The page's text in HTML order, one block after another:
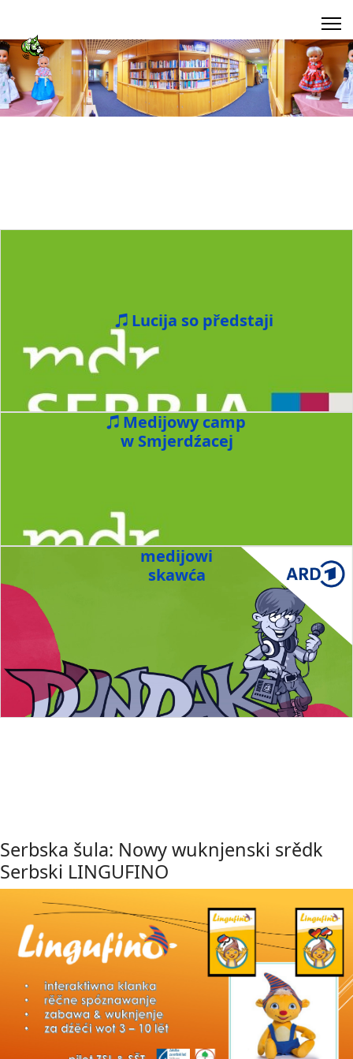
Lucija so předstaji
Medijowy camp
w Smjerdźacej
medijowi
skawća
Serbska šula: Nowy wuknjenski srědk
Serbski LINGUFINO